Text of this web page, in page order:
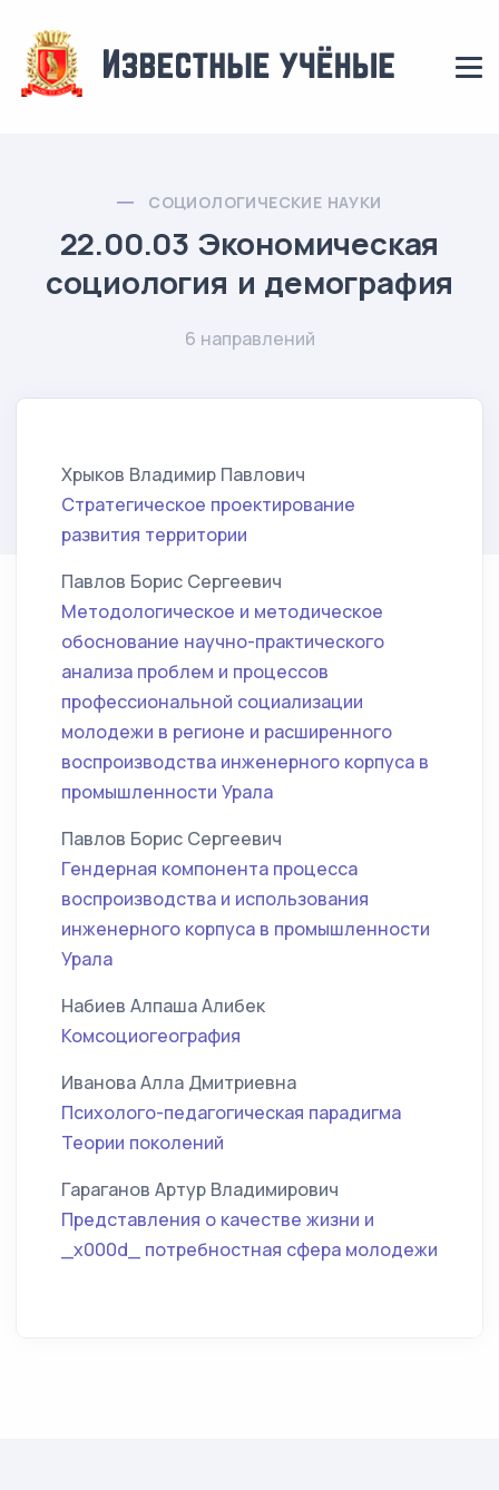
СОЦИОЛОГИЧЕСКИЕ НАУКИ
22.00.03 Экономическая
социология и демография
6 направлений
Хрыков Владимир Павлович
Стратегическое проектирование
развития территории
Павлов Борис Сергеевич
Методологическое и методическое
обоснование научно-практического
анализа проблем и процессов
профессиональной социализации
молодежи в регионе и расширенного
воспроизводства инженерного корпуса в
промышленности Урала
Павлов Борис Сергеевич
Гендерная компонента процесса
воспроизводства и использования
инженерного корпуса в промышленности
Урала
Набиев Алпаша Алибек
Комсоциогеография
Иванова Алла Дмитриевна
Психолого-педагогическая парадигма
Теории поколений
Гараганов Артур Владимирович
Представления о качестве жизни и
_x000d_ потребностная сфера молодежи